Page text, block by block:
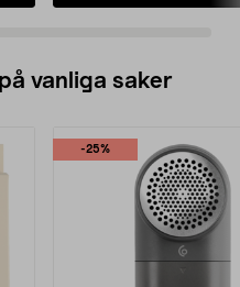
vanliga saker
-25%